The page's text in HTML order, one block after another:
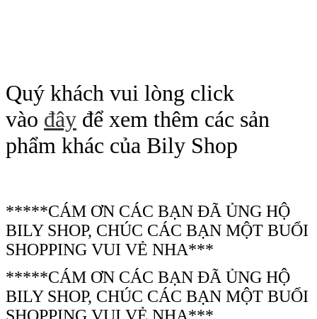
Quý khách vui lòng click
vào đây để xem thêm các sản
phẩm khác của Bily Shop
*****CÁM ƠN CÁC BẠN ĐÃ ỦNG HỘ
BILY SHOP, CHÚC CÁC BẠN MỘT BUỔI
SHOPPING VUI VẺ NHA***
*****CÁM ƠN CÁC BẠN ĐÃ ỦNG HỘ
BILY SHOP, CHÚC CÁC BẠN MỘT BUỔI